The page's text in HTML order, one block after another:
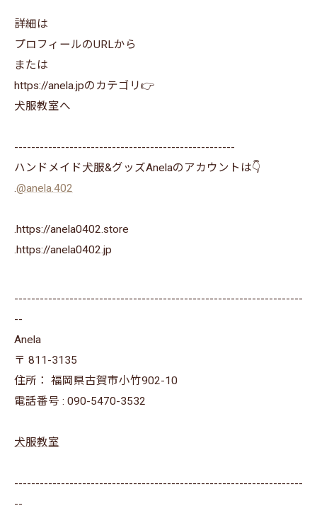
詳細は
プロフィールのURLから
または
https://anela.jpのカテゴリ👉
犬服教室へ
----------------------------------------------------
ハンドメイド犬服&グッズAnelaのアカウントは👇
.@anela.402
.https://anela0402.store
⁡.https://anela0402.jp⁡⁡
--------------------------------------------------------------------
--
Anela
〒 811-3135
住所： 福岡県古賀市小竹902-10
電話番号 : 090-5470-3532
犬服教室
--------------------------------------------------------------------
--